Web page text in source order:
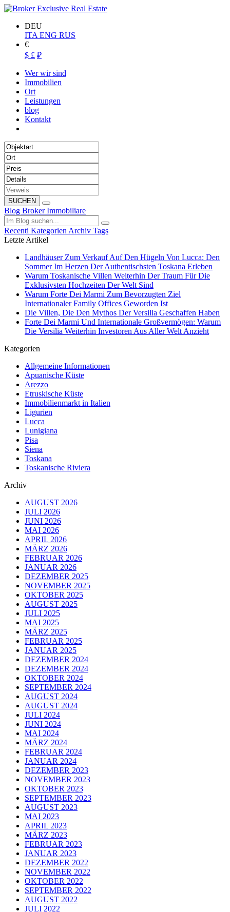
DEU
ITA ENG RUS
€
$ £ ₽
Wer wir sind
Immobilien
Ort
Leistungen
blog
Kontakt
SUCHEN
Blog Broker Immobiliare
Recenti Kategorien Archiv Tags
Letzte Artikel
Landhäuser Zum Verkauf Auf Den Hügeln Von Lucca: Den
Sommer Im Herzen Der Authentischsten Toskana Erleben
Warum Toskanische Villen Weiterhin Der Traum Für Die
Exklusivsten Hochzeiten Der Welt Sind
Warum Forte Dei Marmi Zum Bevorzugten Ziel
Internationaler Family Offices Geworden Ist
Die Villen, Die Den Mythos Der Versilia Geschaffen Haben
Forte Dei Marmi Und Internationale Großvermögen: Warum
Die Versilia Weiterhin Investoren Aus Aller Welt Anzieht
Kategorien
Allgemeine Informationen
Apuanische Küste
Arezzo
Etruskische Küste
Immobilienmarkt in Italien
Ligurien
Lucca
Lunigiana
Pisa
Siena
Toskana
Toskanische Riviera
Archiv
AUGUST 2026
JULI 2026
JUNI 2026
MAI 2026
APRIL 2026
MÄRZ 2026
FEBRUAR 2026
JANUAR 2026
DEZEMBER 2025
NOVEMBER 2025
OKTOBER 2025
AUGUST 2025
JULI 2025
MAI 2025
MÄRZ 2025
FEBRUAR 2025
JANUAR 2025
DEZEMBER 2024
DEZEMBER 2024
OKTOBER 2024
SEPTEMBER 2024
AUGUST 2024
AUGUST 2024
JULI 2024
JUNI 2024
MAI 2024
MÄRZ 2024
FEBRUAR 2024
JANUAR 2024
DEZEMBER 2023
NOVEMBER 2023
OKTOBER 2023
SEPTEMBER 2023
AUGUST 2023
MAI 2023
APRIL 2023
MÄRZ 2023
FEBRUAR 2023
JANUAR 2023
DEZEMBER 2022
NOVEMBER 2022
OKTOBER 2022
SEPTEMBER 2022
AUGUST 2022
JULI 2022